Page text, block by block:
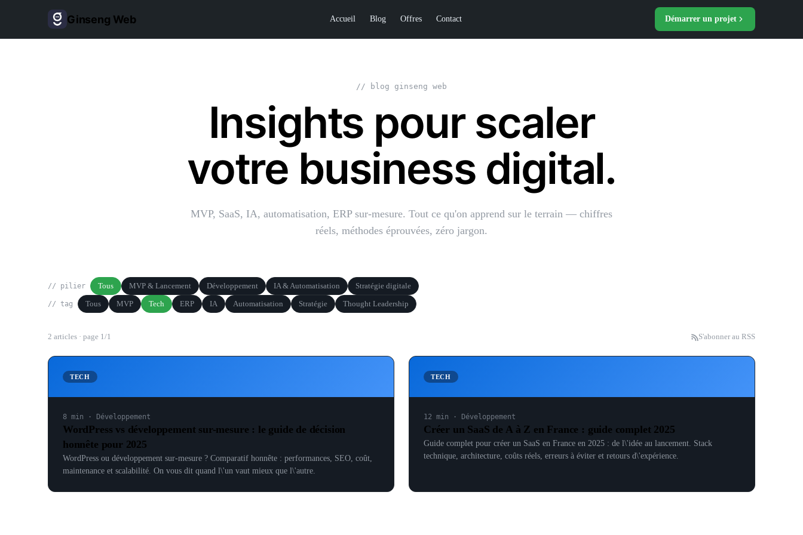
Ginseng Web Accueil Blog Offres Contact Démarrer un projet
// blog ginseng web
Insights pour scaler
votre business digital.
MVP, SaaS, IA, automatisation, ERP sur-mesure. Tout ce qu'on apprend sur le terrain — chiffres
réels, méthodes éprouvées, zéro jargon.
// pilier Tous MVP & Lancement Développement IA & Automatisation Stratégie digitale
// tag Tous MVP Tech ERP IA Automatisation Stratégie Thought Leadership
2 articles · page 1/1 S'abonner au RSS
TECH
8 min · Développement
WordPress vs développement sur-mesure : le guide de décision
honnête pour 2025
WordPress ou développement sur-mesure ? Comparatif honnête : performances, SEO, coût,
maintenance et scalabilité. On vous dit quand l\'un vaut mieux que l\'autre.
TECH
12 min · Développement
Créer un SaaS de A à Z en France : guide complet 2025
Guide complet pour créer un SaaS en France en 2025 : de l\'idée au lancement. Stack
technique, architecture, coûts réels, erreurs à éviter et retours d\'expérience.